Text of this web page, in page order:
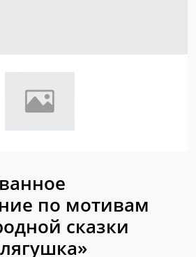
по мотивам
сказки